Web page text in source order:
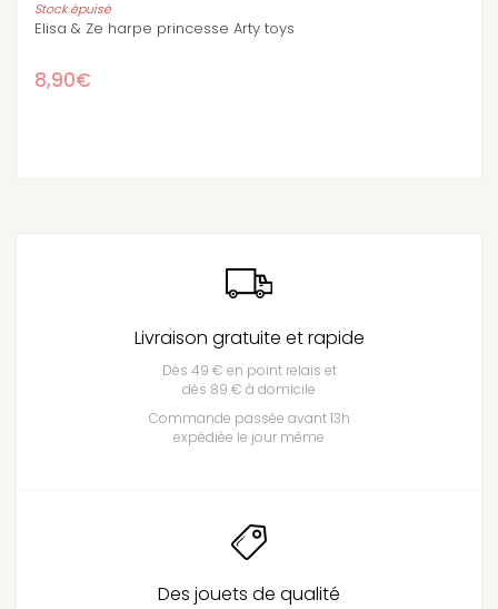
Luna & Blue princesse Arty toys
Livraison gratuite et rapide
Dès 49 € en point relais et
dès 89 € à domicile
Commande passée avant 13h
expédiée le jour même
Des jouets de qualité